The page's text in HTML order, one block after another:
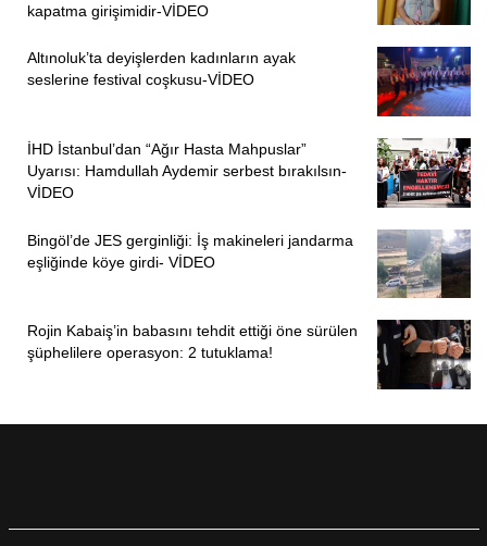
kapatma girişimidir-VİDEO
Altınoluk’ta deyişlerden kadınların ayak
seslerine festival coşkusu-VİDEO
İHD İstanbul’dan “Ağır Hasta Mahpuslar”
Uyarısı: Hamdullah Aydemir serbest bırakılsın-
VİDEO
Bingöl’de JES gerginliği: İş makineleri jandarma
eşliğinde köye girdi- VİDEO
Rojin Kabaiş’in babasını tehdit ettiği öne sürülen
şüphelilere operasyon: 2 tutuklama!